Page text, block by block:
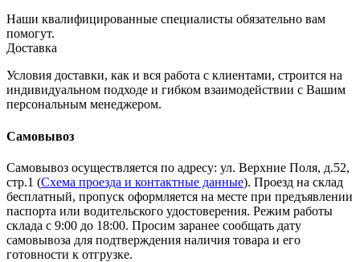
Наши квалифицированные специалисты обязательно вам
помогут.
Доставка
Условия доставки, как и вся работа с клиентами, строится на
индивидуальном подходе и гибком взаимодействии с Вашим
персональным менеджером.
Самовывоз
Самовывоз осуществляется по адресу: ул. Верхние Поля, д.52,
стр.1 (Схема проезда и контактные данные). Проезд на склад
бесплатный, пропуск оформляется на месте при предъявлении
паспорта или водительского удостоверения. Режим работы
склада с 9:00 до 18:00. Просим заранее сообщать дату
самовывоза для подтверждения наличия товара и его
готовности к отгрузке.